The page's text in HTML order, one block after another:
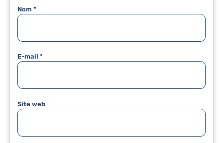
Nom *
E-mail *
Site web